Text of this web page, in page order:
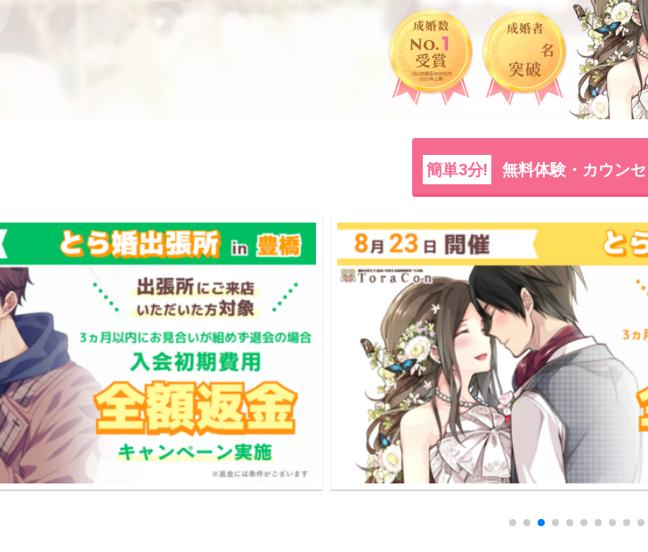
簡単3分! 無料体験・カウン